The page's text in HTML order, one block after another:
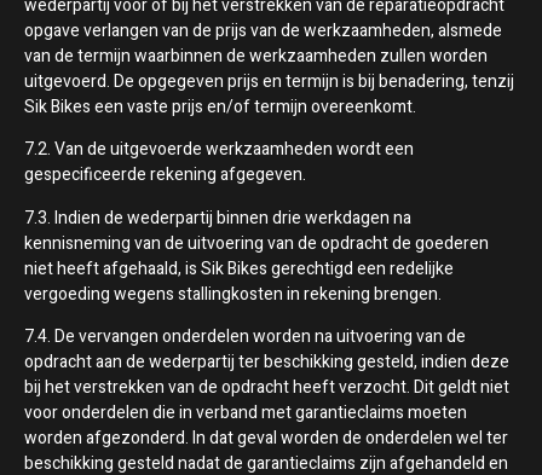
wederpartij voor of bij het verstrekken van de reparatieopdracht
opgave verlangen van de prijs van de werkzaamheden, alsmede
van de termijn waarbinnen de werkzaamheden zullen worden
uitgevoerd. De opgegeven prijs en termijn is bij benadering, tenzij
Sik Bikes een vaste prijs en/of termijn overeenkomt.
7.2. Van de uitgevoerde werkzaamheden wordt een
gespecificeerde rekening afgegeven.
7.3. Indien de wederpartij binnen drie werkdagen na
kennisneming van de uitvoering van de opdracht de goederen
niet heeft afgehaald, is Sik Bikes gerechtigd een redelijke
vergoeding wegens stallingkosten in rekening brengen.
7.4. De vervangen onderdelen worden na uitvoering van de
opdracht aan de wederpartij ter beschikking gesteld, indien deze
bij het verstrekken van de opdracht heeft verzocht. Dit geldt niet
voor onderdelen die in verband met garantieclaims moeten
worden afgezonderd. In dat geval worden de onderdelen wel ter
beschikking gesteld nadat de garantieclaims zijn afgehandeld en